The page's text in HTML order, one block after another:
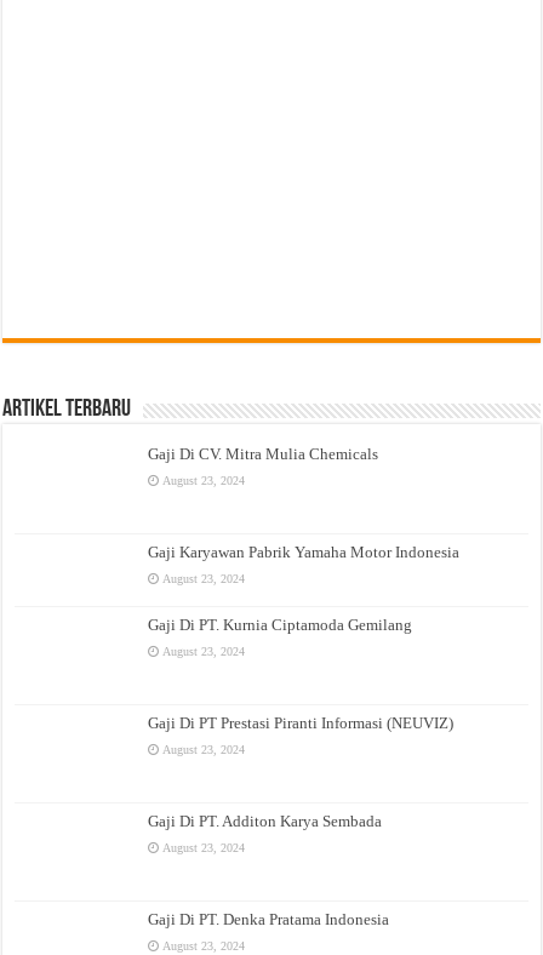
Artikel Terbaru
Gaji Di CV. Mitra Mulia Chemicals
August 23, 2024
Gaji Karyawan Pabrik Yamaha Motor Indonesia
August 23, 2024
Gaji Di PT. Kurnia Ciptamoda Gemilang
August 23, 2024
Gaji Di PT Prestasi Piranti Informasi (NEUVIZ)
August 23, 2024
Gaji Di PT. Additon Karya Sembada
August 23, 2024
Gaji Di PT. Denka Pratama Indonesia
August 23, 2024